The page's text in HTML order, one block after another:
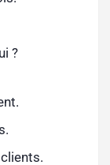
?